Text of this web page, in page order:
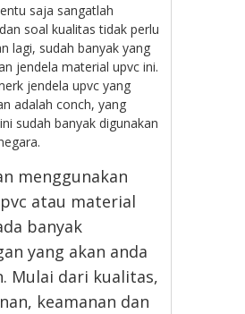
saja sangatlah
soal kualitas tidak perlu
lagi, sudah banyak yang
jendela material upvc ini.
jendela upvc yang
adalah conch, yang
sudah banyak digunakan
menggunakan
atau material
banyak
yang akan anda
Mulai dari kualitas,
keamanan dan